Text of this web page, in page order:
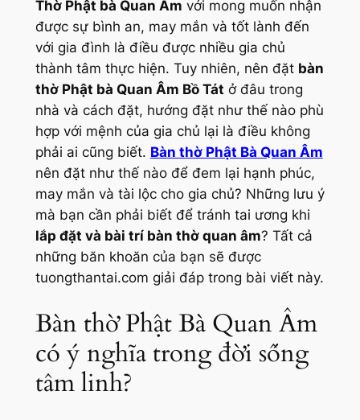
Thờ Phật bà Quan Âm với mong muốn nhận
được sự bình an, may mắn và tốt lành đến
với gia đình là điều được nhiều gia chủ
thành tâm thực hiện. Tuy nhiên, nên đặt bàn
thờ Phật bà Quan Âm Bồ Tát ở đâu trong
nhà và cách đặt, hướng đặt như thế nào phù
hợp với mệnh của gia chủ lại là điều không
phải ai cũng biết. Bàn thờ Phật Bà Quan Âm
nên đặt như thế nào để đem lại hạnh phúc,
may mắn và tài lộc cho gia chủ? Những lưu ý
mà bạn cần phải biết để tránh tai ương khi
lắp đặt và bài trí bàn thờ quan âm? Tất cả
những băn khoăn của bạn sẽ được
tuongthantai.com giải đáp trong bài viết này.
Bàn thờ Phật Bà Quan Âm
có ý nghĩa trong đời sống
tâm linh?